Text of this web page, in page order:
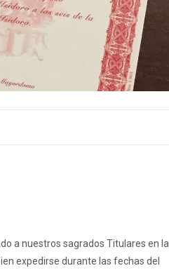
a nuestros sagrados Titulares en la
expedirse durante las fechas del